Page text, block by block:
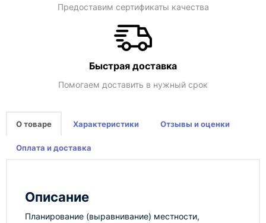
Предоставим сертификаты качества
Быстрая доставка
Помогаем доставить в нужный срок
О товаре Характеристики Отзывы и оценки
Оплата и доставка
Описание
Планирование (выравнивание) местности,